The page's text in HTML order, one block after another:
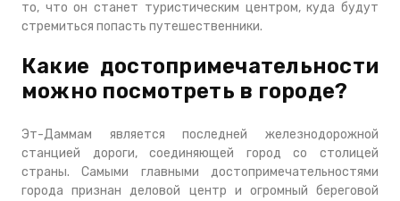
то, что он станет туристическим центром, куда будут
стремиться попасть путешественники.
Какие достопримечательности
можно посмотреть в городе?
Эт-Даммам является последней железнодорожной
станцией дороги, соединяющей город со столицей
страны. Самыми главными достопримечательностями
города признан деловой центр и огромный береговой